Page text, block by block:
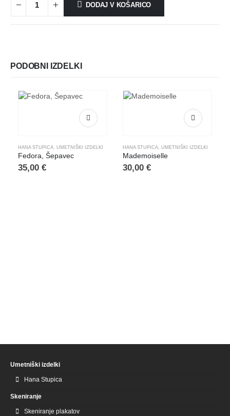
DODAJ V KOŠARICO
PODOBNI IZDELKI
HANA STUPICA UMETNIŠKI IZDELKI
Fedora, Šepavec
35,00 €
HANA STUPICA UMETNIŠKI IZDELKI
Mademoiselle
30,00 €
Umetniški izdelki
Hana Stupica
Skeniranje
Skeniranje plakatov